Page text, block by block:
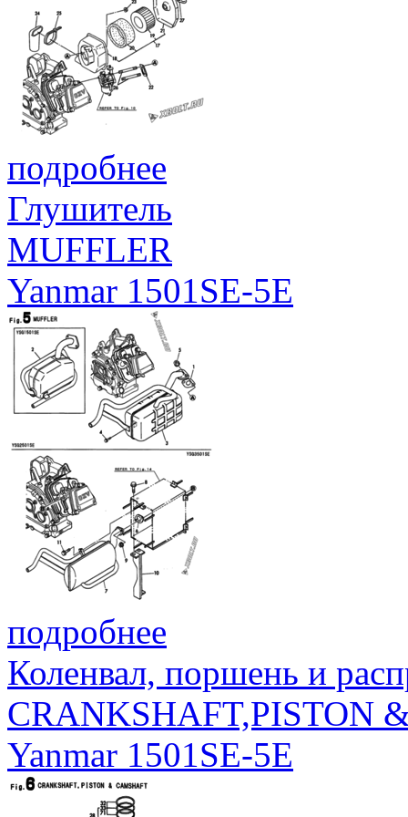
54 183634-07510
Translator: FULL
Language-Team:
<LL@li.org>
MIME-Version: 1.0
Type: text/plain;
8 Content-
8bit
183634-07520
Project-Id-Version:
VERSION Report-
To: PO-Revision-
MO-DA
Translator: FULL
Language-Team:
<LL@li.org>
MIME-Version: 1.0
Type: text/plain;
8 Content-
подробнее
Глушитель
MUFFLER
Yanmar 1501SE-5E
подробнее
Коленвал, поршень и
CRANKSHAFT,PISTON
Yanmar 1501SE-5E